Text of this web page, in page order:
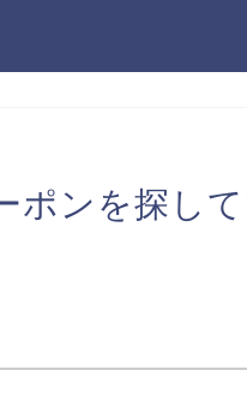
ポンを探し